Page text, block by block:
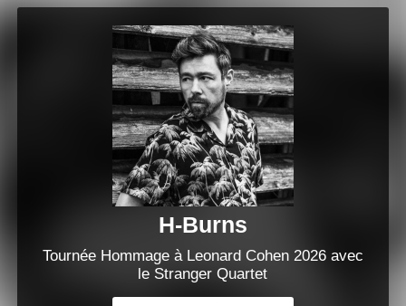
H-Burns
Tournée Hommage à Leonard Cohen 2026 avec
le Stranger Quartet